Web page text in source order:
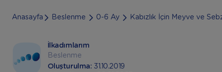
Anasayfa Beslenme 0-6 Ay Kabızlık İçin Meyve ve
İlkadımlarım
Beslenme
Oluşturulma: 31.10.2019